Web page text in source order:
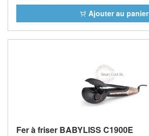
Ajouter au panier
Fer à friser BABYLISS C1900E